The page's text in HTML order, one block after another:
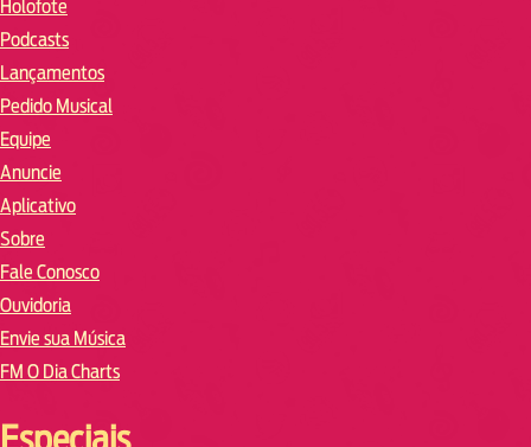
Holofote
Podcasts
Lançamentos
Pedido Musical
Equipe
Anuncie
Aplicativo
Sobre
Fale Conosco
Ouvidoria
Envie sua Música
FM O Dia Charts